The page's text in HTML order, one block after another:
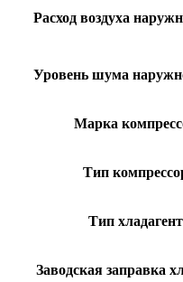
Расход воздуха
Уровень шума
Марка
Тип
Тип
Заводская заправка